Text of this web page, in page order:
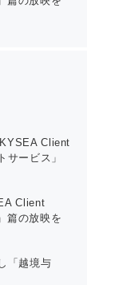
Client
ービス」
Client
篇の放映を
「越境与